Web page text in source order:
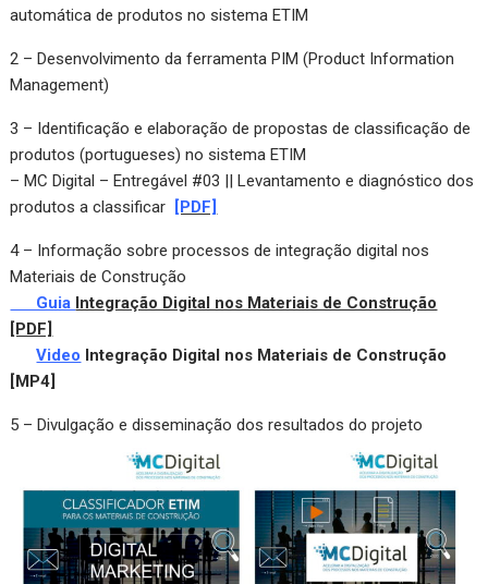
automática de produtos no sistema ETIM
2 – Desenvolvimento da ferramenta PIM (Product Information
Management)
3 – Identificação e elaboração de propostas de classificação de
produtos (portugueses) no sistema ETIM
– MC Digital – Entregável #03 || Levantamento e diagnóstico dos
produtos a classificar
[PDF]
4 – Informação sobre processos de integração digital nos
Materiais de Construção
Guia Integração Digital nos Materiais de Construção
[PDF]
Video Integração Digital nos Materiais de Construção
[MP4]
5 – Divulgação e disseminação dos resultados do projeto